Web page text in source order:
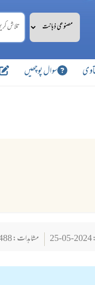
سوال پوچھیں
مشاہدات : 1488